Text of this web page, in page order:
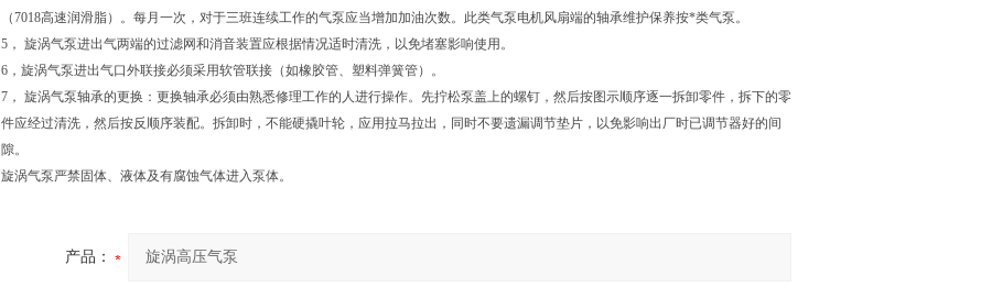
（7018高速润滑脂）。每月一次，对于三班连续工作的气泵应当增加加油次数。此类气泵电机风扇端的轴承维护保养按*类气泵。
5， 旋涡气泵进出气两端的过滤网和消音装置应根据情况适时清洗，以免堵塞影响使用。
6，旋涡气泵进出气口外联接必须采用软管联接（如橡胶管、塑料弹簧管）。
7， 旋涡气泵轴承的更换：更换轴承必须由熟悉修理工作的人进行操作。先拧松泵盖上的螺钉，然后按图示顺序逐一拆卸零件，拆下的零
件应经过清洗，然后按反顺序装配。拆卸时，不能硬撬叶轮，应用拉马拉出，同时不要遗漏调节垫片，以免影响出厂时已调节器好的间
隙。
旋涡气泵严禁固体、液体及有腐蚀气体进入泵体。
产品：